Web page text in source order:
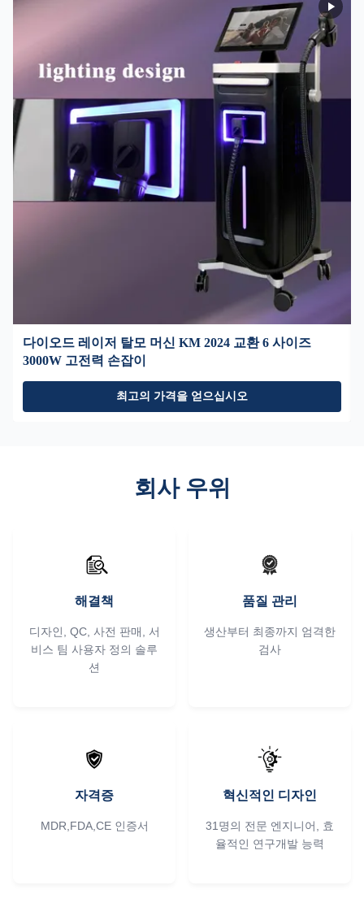
다이오드 레이저 탈모 머신 KM 2024 교환 6 사이즈
3000W 고전력 손잡이
최고의 가격을 얻으십시오
회사 우위
해결책
디자인, QC, 사전 판매, 서
비스 팀 사용자 정의 솔루
션
품질 관리
생산부터 최종까지 엄격한
검사
자격증
MDR,FDA,CE 인증서
혁신적인 디자인
31명의 전문 엔지니어, 효
율적인 연구개발 능력